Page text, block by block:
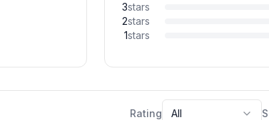
integrados,
3stars
2stars
1stars
Rating All